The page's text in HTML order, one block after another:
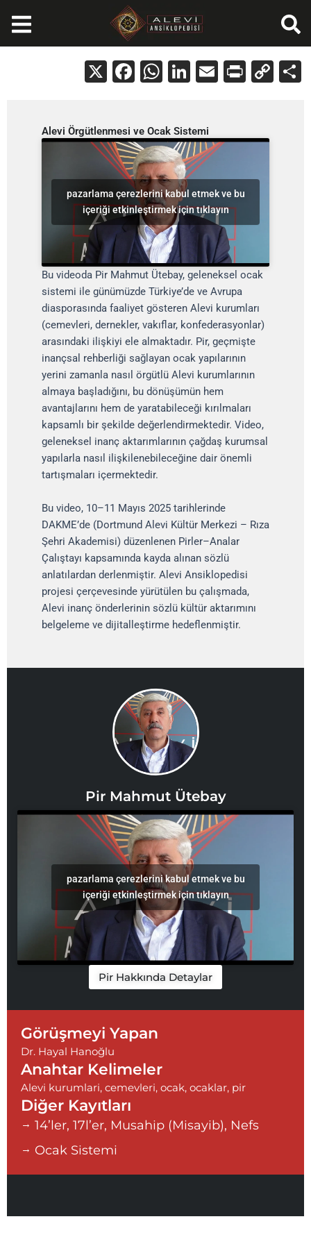
atla
X Facebook
WhatsApp
LinkedIn
EmailPrint
Alevi Örgütlenmesi ve Ocak Sistemi
pazarlama çerezlerini kabul etmek ve bu
içeriği etkinleştirmek için tıklayın
Bu videoda Pir Mahmut Ütebay, geleneksel ocak
sistemi ile günümüzde Türkiye’de ve Avrupa
diasporasında faaliyet gösteren Alevi kurumları
(cemevleri, dernekler, vakıflar, konfederasyonlar)
arasındaki ilişkiyi ele almaktadır. Pir, geçmişte
inançsal rehberliği sağlayan ocak yapılarının
yerini zamanla nasıl örgütlü Alevi kurumlarının
almaya başladığını, bu dönüşümün hem
avantajlarını hem de yaratabileceği kırılmaları
kapsamlı bir şekilde değerlendirmektedir. Video,
geleneksel inanç aktarımlarının çağdaş kurumsal
yapılarla nasıl ilişkilenebileceğine dair önemli
tartışmaları içermektedir.
Bu video, 10–11 Mayıs 2025 tarihlerinde
DAKME’de (Dortmund Alevi Kültür Merkezi – Rıza
Şehri Akademisi) düzenlenen Pirler–Analar
Çalıştayı kapsamında kayda alınan sözlü
anlatılardan derlenmiştir. Alevi Ansiklopedisi
projesi çerçevesinde yürütülen bu çalışmada,
Alevi inanç önderlerinin sözlü kültür aktarımını
belgeleme ve dijitalleştirme hedeflenmiştir.
Pir Mahmut Ütebay
pazarlama çerezlerini kabul etmek ve bu
içeriği etkinleştirmek için tıklayın
Pir Hakkında Detaylar
Görüşmeyi Yapan
Dr. Hayal Hanoğlu
Anahtar Kelimeler
Alevi kurumlari, cemevleri, ocak, ocaklar, pir
Diğer Kayıtları
14’ler, 17l’er, Musahip (Misayib), Nefs
Ocak Sistemi